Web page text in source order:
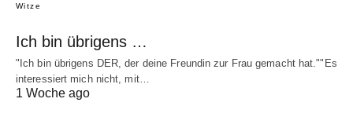
Witze
Ich bin übrigens …
"Ich bin übrigens DER, der deine Freundin zur Frau gemacht hat.""Es
interessiert mich nicht, mit…
1 Woche ago